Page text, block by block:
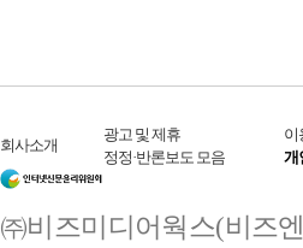
회사소개
광고 및 제휴
정정·반론보도 모음
이
개
㈜비즈미디어웍스(비즈